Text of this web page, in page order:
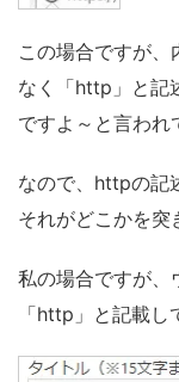
この場合ですが
なく「http」と記
ですよ～と言われ
なので、httpの記
それがどこかを突
私の場合ですが、
「http」と記載し